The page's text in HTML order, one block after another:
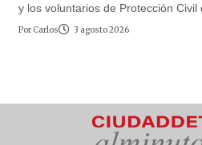
y los voluntarios de Protección
Por Carlos 3 agosto 2026